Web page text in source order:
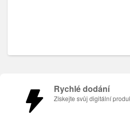
Rychlé dodání
Získejte svůj digitální